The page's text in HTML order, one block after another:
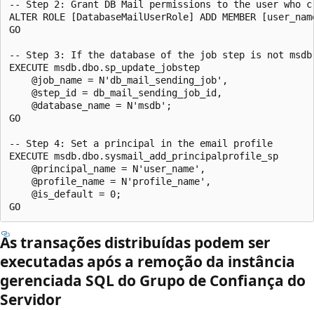
-- Step 2: Grant DB Mail permissions to the user who
ALTER ROLE [DatabaseMailUserRole] ADD MEMBER
GO
-- Step 3: If the database of the job step is not
EXECUTE msdb.dbo.sp_update_jobstep
    @job_name = N'db_mail_sending_job',
    @step_id = db_mail_sending_job_id,
    @database_name = N'msdb';
GO
-- Step 4: Set a principal in the email profile
EXECUTE msdb.dbo.sysmail_add_principalprofile_sp
    @principal_name = N'user_name',
    @profile_name = N'profile_name',
    @is_default = 0;
As transações distribuídas podem ser
executadas após a remoção da instância
gerenciada SQL do Grupo de Confiança do
Servidor